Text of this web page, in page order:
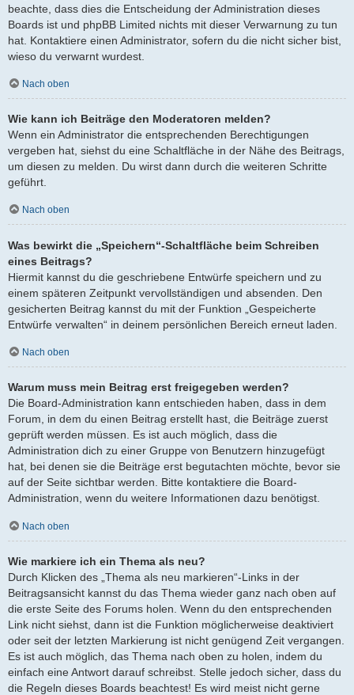
beachte, dass dies die Entscheidung der Administration dieses
Boards ist und phpBB Limited nichts mit dieser Verwarnung zu tun
hat. Kontaktiere einen Administrator, sofern du die nicht sicher bist,
wieso du verwarnt wurdest.
Nach oben
Wie kann ich Beiträge den Moderatoren melden?
Wenn ein Administrator die entsprechenden Berechtigungen
vergeben hat, siehst du eine Schaltfläche in der Nähe des Beitrags,
um diesen zu melden. Du wirst dann durch die weiteren Schritte
geführt.
Nach oben
Was bewirkt die „Speichern“-Schaltfläche beim Schreiben
eines Beitrags?
Hiermit kannst du die geschriebene Entwürfe speichern und zu
einem späteren Zeitpunkt vervollständigen und absenden. Den
gesicherten Beitrag kannst du mit der Funktion „Gespeicherte
Entwürfe verwalten“ in deinem persönlichen Bereich erneut laden.
Nach oben
Warum muss mein Beitrag erst freigegeben werden?
Die Board-Administration kann entschieden haben, dass in dem
Forum, in dem du einen Beitrag erstellt hast, die Beiträge zuerst
geprüft werden müssen. Es ist auch möglich, dass die
Administration dich zu einer Gruppe von Benutzern hinzugefügt
hat, bei denen sie die Beiträge erst begutachten möchte, bevor sie
auf der Seite sichtbar werden. Bitte kontaktiere die Board-
Administration, wenn du weitere Informationen dazu benötigst.
Nach oben
Wie markiere ich ein Thema als neu?
Durch Klicken des „Thema als neu markieren“-Links in der
Beitragsansicht kannst du das Thema wieder ganz nach oben auf
die erste Seite des Forums holen. Wenn du den entsprechenden
Link nicht siehst, dann ist die Funktion möglicherweise deaktiviert
oder seit der letzten Markierung ist nicht genügend Zeit vergangen.
Es ist auch möglich, das Thema nach oben zu holen, indem du
einfach eine Antwort darauf schreibst. Stelle jedoch sicher, dass du
die Regeln dieses Boards beachtest! Es wird meist nicht gerne